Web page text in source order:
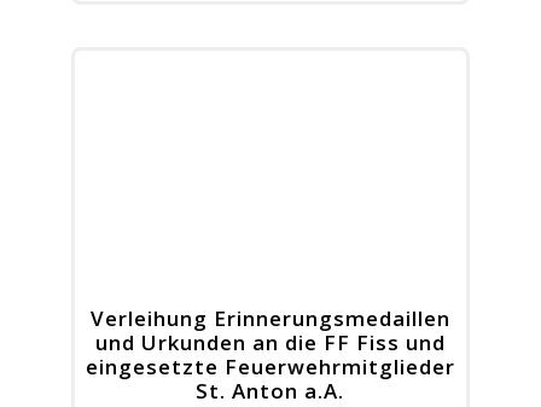
Verleihung Erinnerungsmedaillen
und Urkunden an die FF Fiss und
eingesetzte Feuerwehrmitglieder
St. Anton a.A.